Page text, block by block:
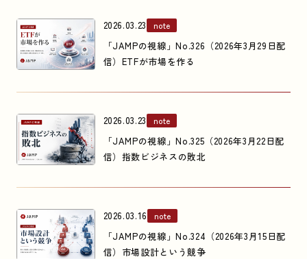
2026.03.23 note
「JAMPの視線」No.326（2026年3月29日配
信）ETFが市場を作る
2026.03.23 note
「JAMPの視線」No.325（2026年3月22日配
信）指数ビジネスの敗北
2026.03.16 note
「JAMPの視線」No.324（2026年3月15日配
信）市場設計という競争